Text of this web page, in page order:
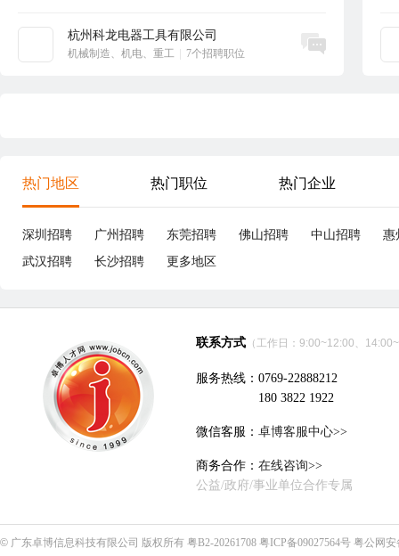
杭州科龙电器工具有限公司
机械制造、机电、重工 7个招聘职位
立即沟通
热门地区 热门职位 热门企业
深圳招聘 广州招聘 东莞招聘 佛山招聘 中山招聘
惠
武汉招聘
长沙招聘 更多地区
联系方式 （工作日：9:00~12:00、
服务热线：0769-22888212
180 3822 1922
微信客服： 卓博客服中心>>
商务合作： 在线咨询>>
公益/政府/事业单位合作专属
© 广东卓博信息科技有限公司 版权所有 粤B2-20261708 粤ICP备09027564号 粤公网安